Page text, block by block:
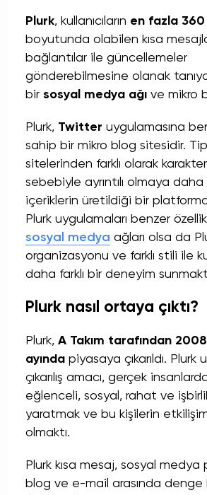
Plurk, kullanıcıların en fazla
boyutunda olabilen kısa
bağlantılar ile güncellemeler
gönderebilmesine olanak
bir sosyal medya ağı ve mikro
Plurk, Twitter uygulamasına
sahip bir mikro blog sitesidir.
sitelerinden farklı olarak karakter
sebebiyle ayrıntılı olmaya daha
içeriklerin üretildiği bir
Plurk uygulamaları benzer
sosyal medya ağları olsa da
organizasyonu ve farklı stili ile
daha farklı bir deneyim
Plurk nasıl ortaya çıktı?
Plurk, A Takım tarafından 2008
ayında piyasaya çıkarıldı. Plurk
çıkarılış amacı, gerçek
eğlenceli, sosyal, rahat ve
yaratmak ve bu kişilerin
olmaktı.
Plurk kısa mesaj, sosyal medya
blog ve e-mail arasında denge